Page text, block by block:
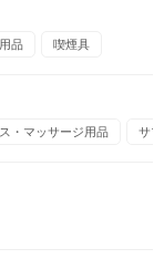
品 喫煙具
・マッサージ用品 サ